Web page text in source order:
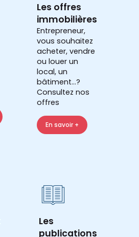
Les offres
immobilières
Entrepreneur,
vous souhaitez
acheter, vendre
ou louer un
local, un
bâtiment...?
Consultez nos
offres
En savoir +
Les
publications